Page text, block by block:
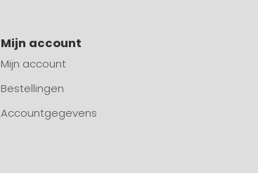
Mijn account
Mijn account
Bestellingen
Accountgegevens